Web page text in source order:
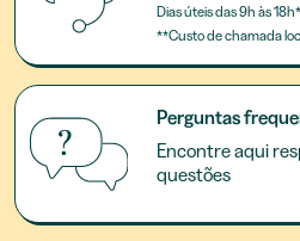
Dias úteis das 9h às
**Custo de chamada
Perguntas
Encontre aqui
questões